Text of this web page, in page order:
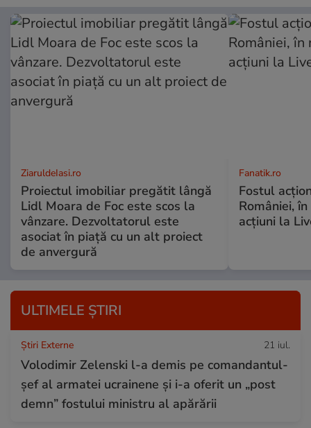
ZiaruldeIasi.ro
Proiectul imobiliar pregătit lângă
Lidl Moara de Foc este scos la
vânzare. Dezvoltatorul este
asociat în piață cu un alt proiect
de anvergură
Fanatik.ro
Fostul
României,
acțiuni la
ULTIMELE ȘTIRI
Știri Externe 21 iul.
Volodimir Zelenski l-a demis pe comandantul-
șef al armatei ucrainene și i-a oferit un „post
demn” fostului ministru al apărării